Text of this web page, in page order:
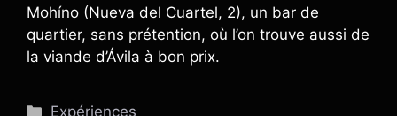
Mohíno (Nueva del Cuartel, 2), un bar de
quartier, sans prétention, où l’on trouve aussi de
la viande d’Ávila à bon prix.
Catégories
Expériences